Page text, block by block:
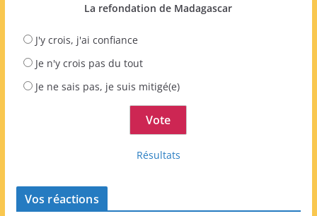
La refondation de Madagascar
J'y crois, j'ai confiance
Je n'y crois pas du tout
Je ne sais pas, je suis mitigé(e)
Résultats
Vos réactions